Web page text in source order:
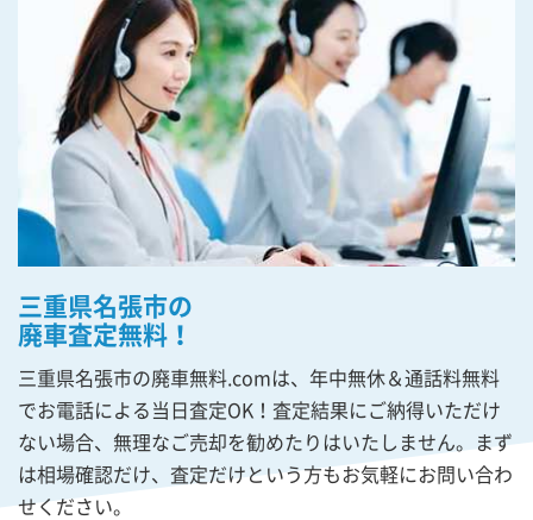
三重県名張市の
廃車査定無料！
三重県名張市の廃車無料.comは、年中無休＆通話料無料
でお電話による当日査定OK！査定結果にご納得いただけ
ない場合、無理なご売却を勧めたりはいたしません。まず
は相場確認だけ、査定だけという方もお気軽にお問い合わ
せください。